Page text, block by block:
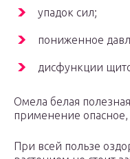
упадок сил;
пониженное
дисфункции
Омела белая
применение опасное,
При всей пользе